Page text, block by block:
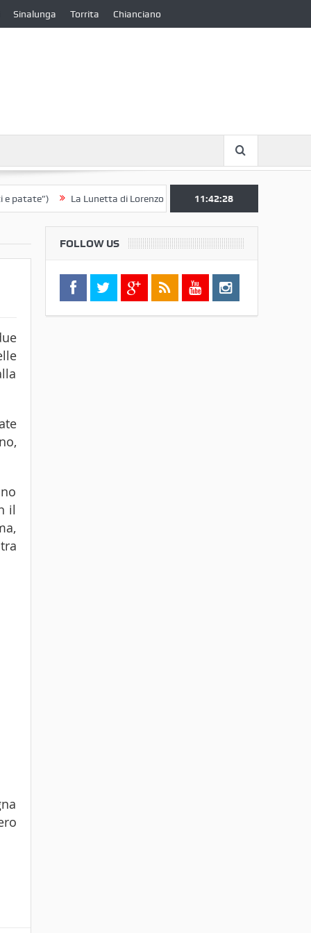
Sinalunga Torrita Chianciano
La Lunetta di Lorenzo Berrettini lascia il Convento di S. Chiara
11:42:29
il
FOLLOW US